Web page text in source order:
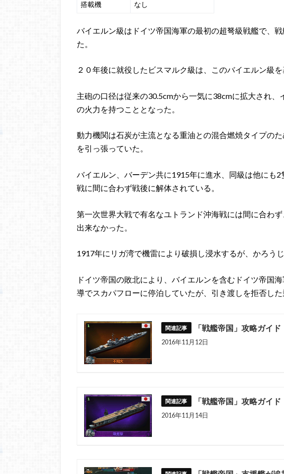
搭載機 なし
バイエルン級はドイツ帝国海軍の最初の超弩級戦艦で、
た。
２０年後に就役したビスマルク級は、このバイエルン級を
主砲の口径は従来の30.5cmから一気に38cmに拡大され
の火力を持つこととなった。
動力機関は石炭が主流となる重油との混合燃焼タイプの
を引っ張っていた。
バイエルン、バーデン共に1915年に進水、同級は他にも
戦に間に合わず戦後に解体されている。
第一次世界大戦で有名なユトランド沖海戦には間に合わ
出来なかった。
1917年にリガ湾で機雷により破損し浸水するが、かろう
ドイツ帝国の敗北により、バイエルンを含むドイツ帝国
導でスカパフローに停泊していたが、引き渡しを拒否した
「戦艦帝国」攻略ガイ
2016年11月12日
「戦艦帝国」攻略ガイ
2016年11月14日